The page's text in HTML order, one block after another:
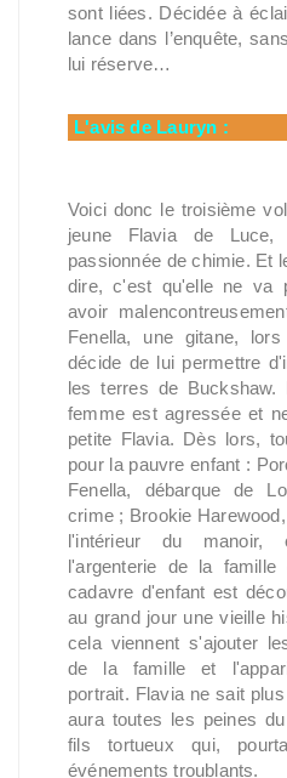
sont liées. Décidée à
lance dans l’enquête,
lui réserve…
L'avis de Lauryn :
Voici donc le troisième
jeune Flavia de Luce,
passionnée de chimie. Et
dire, c'est qu'elle ne va
avoir
Fenella, une gitane,
décide de lui permettre
les terres de
femme est agressée et
petite Flavia. Dès lors,
pour la pauvre enfant :
Fenella, débarque de
crime ; Brookie
l'intérieur du manoir,
l'argenterie de la
cadavre d'enfant est
au grand jour une vieille
cela viennent s'ajouter
de la famille et
portrait. Flavia ne sait
aura toutes les peines
fils tortueux qui,
événements troublants.